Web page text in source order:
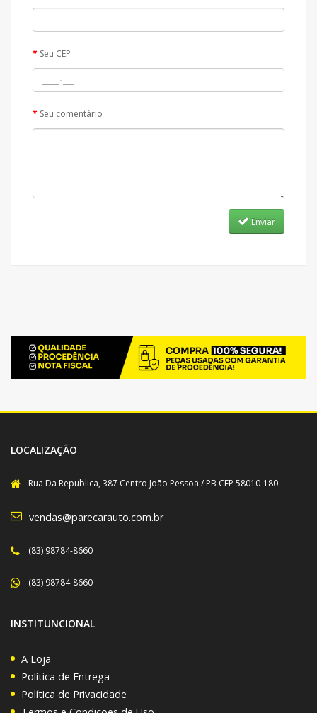
Seu CEP
Seu comentário
Enviar
LOCALIZAÇÃO
Rua Da Republica, 387 Centro João Pessoa / PB CEP 58010-180
vendas@parecarauto.com.br
(83) 98784-8660
(83) 98784-8660
INSTITUNCIONAL
A Loja
Política de Entrega
Política de Privacidade